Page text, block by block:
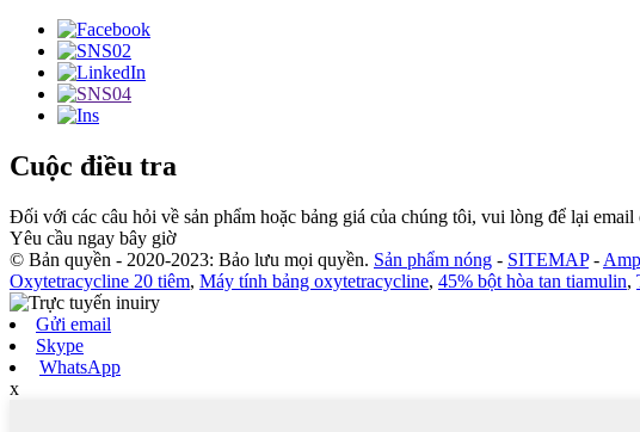
Cuộc điều tra
Đối với các câu hỏi về sản phẩm hoặc bảng giá của chúng tôi, vui lòng để lại
Yêu cầu ngay bây giờ
© Bản quyền - 2020-2023: Bảo lưu mọi quyền. Sản phẩm nóng - SITEMAP-
Oxytetracycline 20 tiêm, Máy tính bảng oxytetracycline, 45% bột hòa tan tiamulin,
Gửi email
Skype
WhatsApp
x